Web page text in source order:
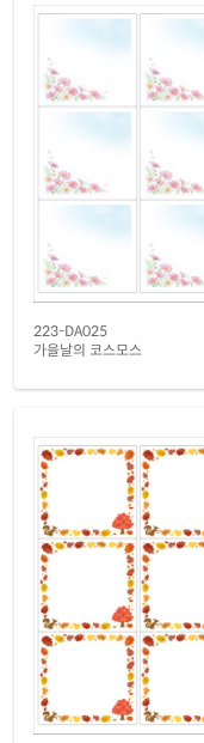
RV223LU-
흰색 광택 레이
흰색 광택 시치
RV223LG-
흰색(25μm)
CL223TW-
흰색(50μm)
CL223WP-
흰색 무광 방수
흰색 무광 방수
RV223MP-
반투명 트레이
CL223HT-
투명(50μm) 방
CL223LT-
녹색 방수 레이저
CL223GP-
223-DA025
가을날의 코스모스